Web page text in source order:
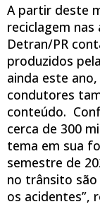
A partir deste
reciclagem
Detran/PR
produzidos
ainda este
condutores
conteúdo.
cerca de 300
tema em sua
semestre de
no trânsito
os acidentes”,